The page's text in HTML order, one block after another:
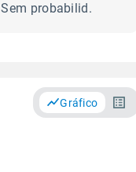
Sem probabilid.
Gráfico